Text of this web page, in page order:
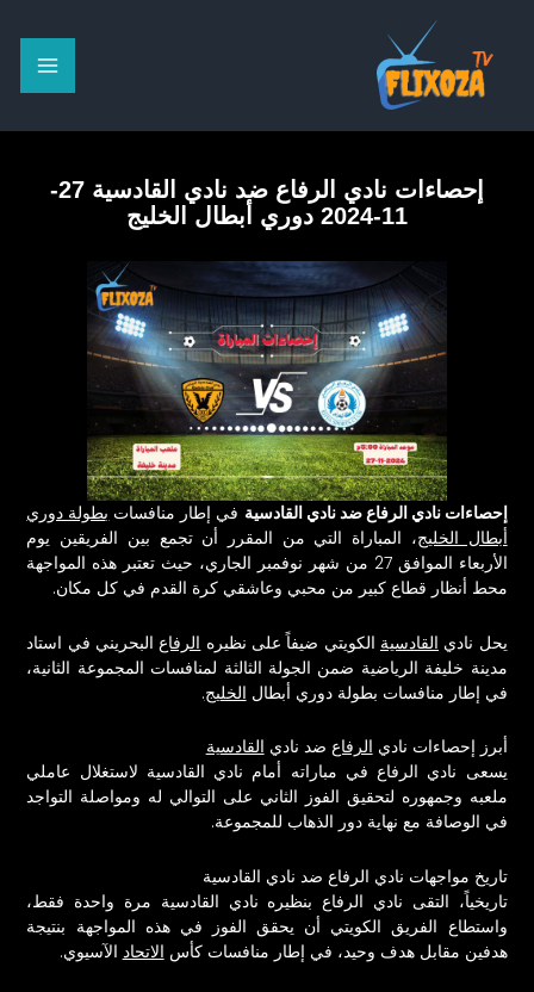
المحتوى
إحصاءات نادي الرفاع ضد نادي القادسية 27-
11-2024 دوري أبطال الخليج
إحصاءات نادي الرفاع ضد نادي القادسية في إطار منافسات بطولة دوري
أبطال الخليج، المباراة التي من المقرر أن تجمع بين الفريقين يوم
الأربعاء الموافق 27 من شهر نوفمبر الجاري، حيث تعتبر هذه المواجهة
محط أنظار قطاع كبير من محبي وعاشقي كرة القدم في كل مكان.
يحل نادي القادسية الكويتي ضيفاً على نظيره الرفاعالبحريني في استاد
مدينة خليفة الرياضية ضمن الجولة الثالثة لمنافسات المجموعة الثانية،
في إطار منافسات بطولة دوري أبطال الخليج.
أبرز إحصاءات نادي الرفاع ضد نادي القادسية
يسعى نادي الرفاعفي مباراته أمام نادي القادسية لاستغلال عاملي
ملعبه وجمهوره لتحقيق الفوز الثاني على التوالي له ومواصلة التواجد
في الوصافة مع نهاية دور الذهاب للمجموعة.
تاريخ مواجهات نادي الرفاع ضد نادي القادسية
تاريخياً، التقى نادي الرفاع بنظيره نادي القادسية مرة واحدة فقط،
واستطاع الفريق الكويتي أن يحقق الفوز في هذه المواجهة بنتيجة
هدفين مقابل هدف وحيد، في إطار منافسات كأس الاتحاد الآسيوي.